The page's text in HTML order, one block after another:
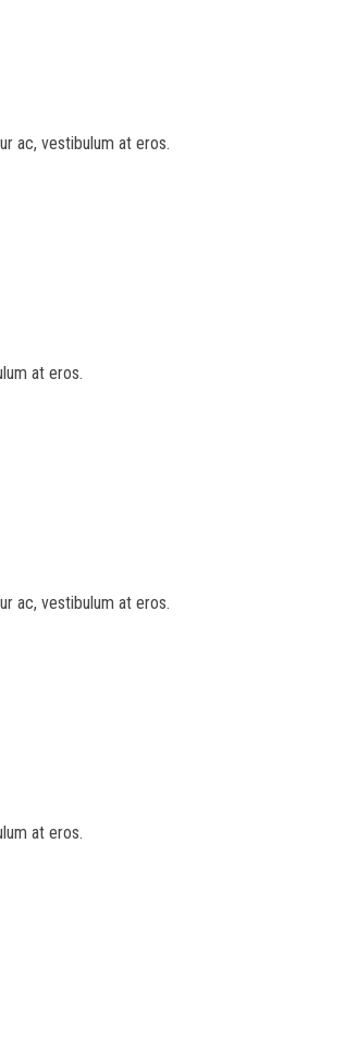
ac, vestibulum at eros.
at eros.
ac, vestibulum at eros.
at eros.